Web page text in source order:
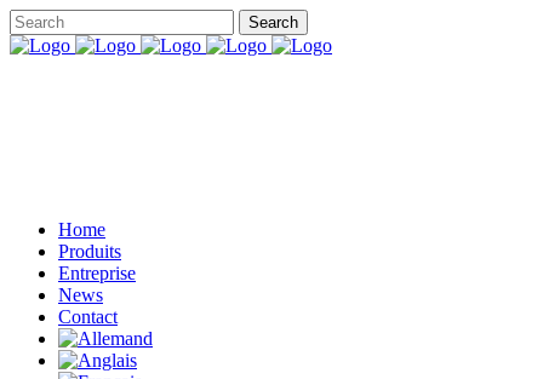
Home
Produits
Entreprise
News
Contact